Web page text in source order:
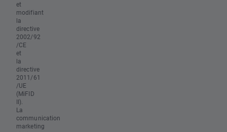
et
modifiant
la
directive
2002/92
/CE
et
la
directive
2011/61
/UE
(MiFID
II).
La
communication
marketing